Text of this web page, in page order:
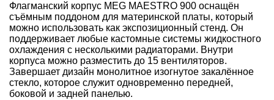
Флагманский корпус MEG MAESTRO 900 оснащён
съёмным поддоном для материнской платы, который
можно использовать как экспозиционный стенд. Он
поддерживает любые кастомные системы жидкостного
охлаждения с несколькими радиаторами. Внутри
корпуса можно разместить до 15 вентиляторов.
Завершает дизайн монолитное изогнутое закалённое
стекло, которое служит одновременно передней,
боковой и задней панелью.